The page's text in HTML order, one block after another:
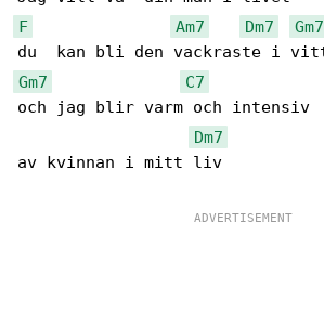
F
Am7 Dm7
Gm7
Gm7
C7
och jag blir varm och intensiv
Dm7
av kvinnan i mitt liv